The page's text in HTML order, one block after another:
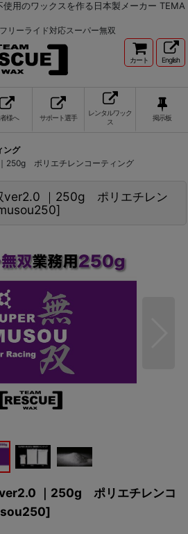
用のワックスを作る日本製メーカー TEMA
リーライド対応スーパー無双
カート English
様へ サポート選手
レンタルワック
ス
掲示板
ング
250g ポリエチレンコーティング
ver2.0 ｜250g ポリエチレン
]
｜250g ポリエチレンコ
]